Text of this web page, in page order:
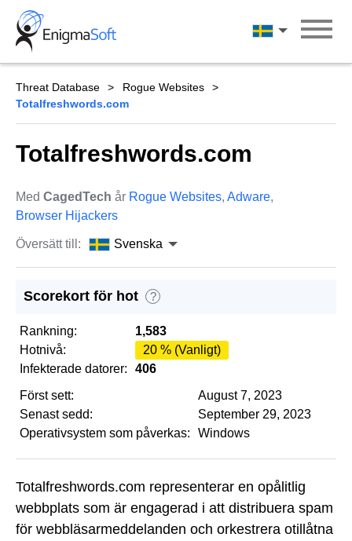
Skip
content
Svenska
Threat Database
Rogue Websites
Totalfreshwords.com
Totalfreshwords.com
Med CagedTech år Rogue Websites, Adware,
Browser Hijackers
Översätt till: Svenska
Scorekort för hot ?
Rankning:
1,583
Hotnivå:
20 % (Vanligt)
Infekterade datorer:
406
Först sett:
August 7, 2023
Senast sedd:
September 29, 2023
Operativsystem som påverkas:
Windows
Totalfreshwords.com representerar en opålitlig
webbplats som är engagerad i att distribuera spam
för webbläsarmeddelanden och orkestrera otillåtna